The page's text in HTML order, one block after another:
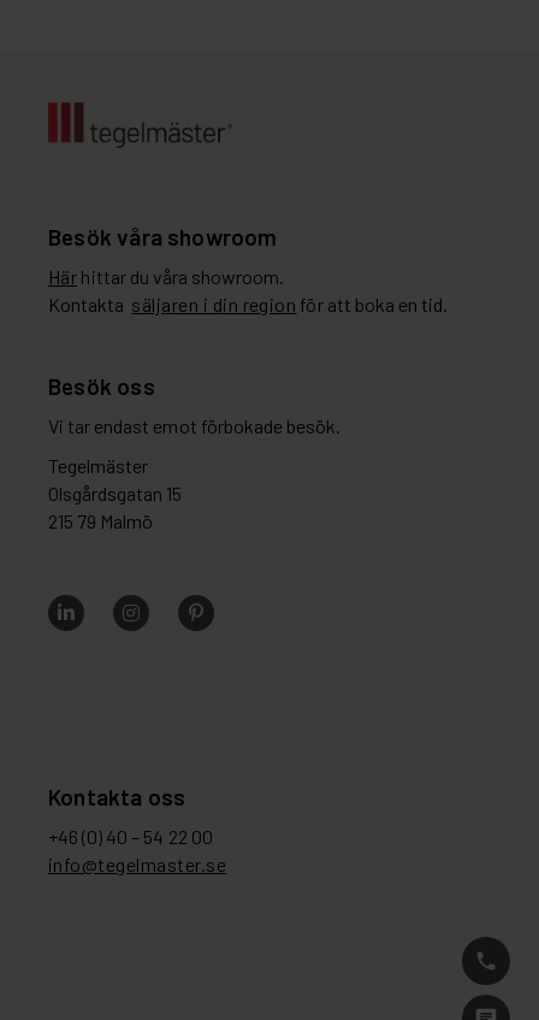
Kontakta oss
+46 (0) 40 – 54 22 00
info@tegelmaster.se
Besök våra showroom
Här hittar du våra showroom.
Kontakta säljaren i din region för att boka en tid.
Besök oss
Vi tar endast emot förbokade besök.
Tegelmäster
Olsgårdsgatan 15
215 79 Malmö
phone